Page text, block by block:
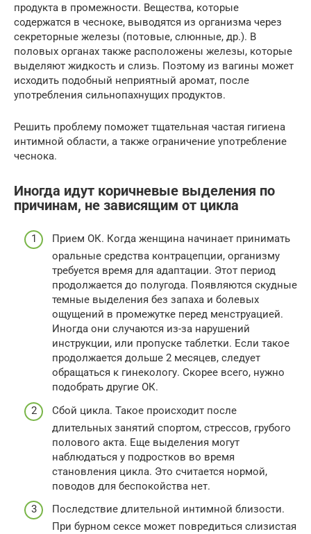
продукта в промежности. Вещества, которые
содержатся в чесноке, выводятся из организма через
секреторные железы (потовые, слюнные, др.). В
половых органах также расположены железы, которые
выделяют жидкость и слизь. Поэтому из вагины может
исходить подобный неприятный аромат, после
употребления сильнопахнущих продуктов.
Решить проблему поможет тщательная частая гигиена
интимной области, а также ограничение употребление
чеснока.
Иногда идут коричневые выделения по
причинам, не зависящим от цикла
Прием ОК. Когда женщина начинает принимать
оральные средства контрацепции, организму
требуется время для адаптации. Этот период
продолжается до полугода. Появляются скудные
темные выделения без запаха и болевых
ощущений в промежутке перед менструацией.
Иногда они случаются из-за нарушений
инструкции, или пропуске таблетки. Если такое
продолжается дольше 2 месяцев, следует
обращаться к гинекологу. Скорее всего, нужно
подобрать другие ОК.
Сбой цикла. Такое происходит после
длительных занятий спортом, стрессов, грубого
полового акта. Еще выделения могут
наблюдаться у подростков во время
становления цикла. Это считается нормой,
поводов для беспокойства нет.
Последствие длительной интимной близости.
При бурном сексе может повредиться слизистая